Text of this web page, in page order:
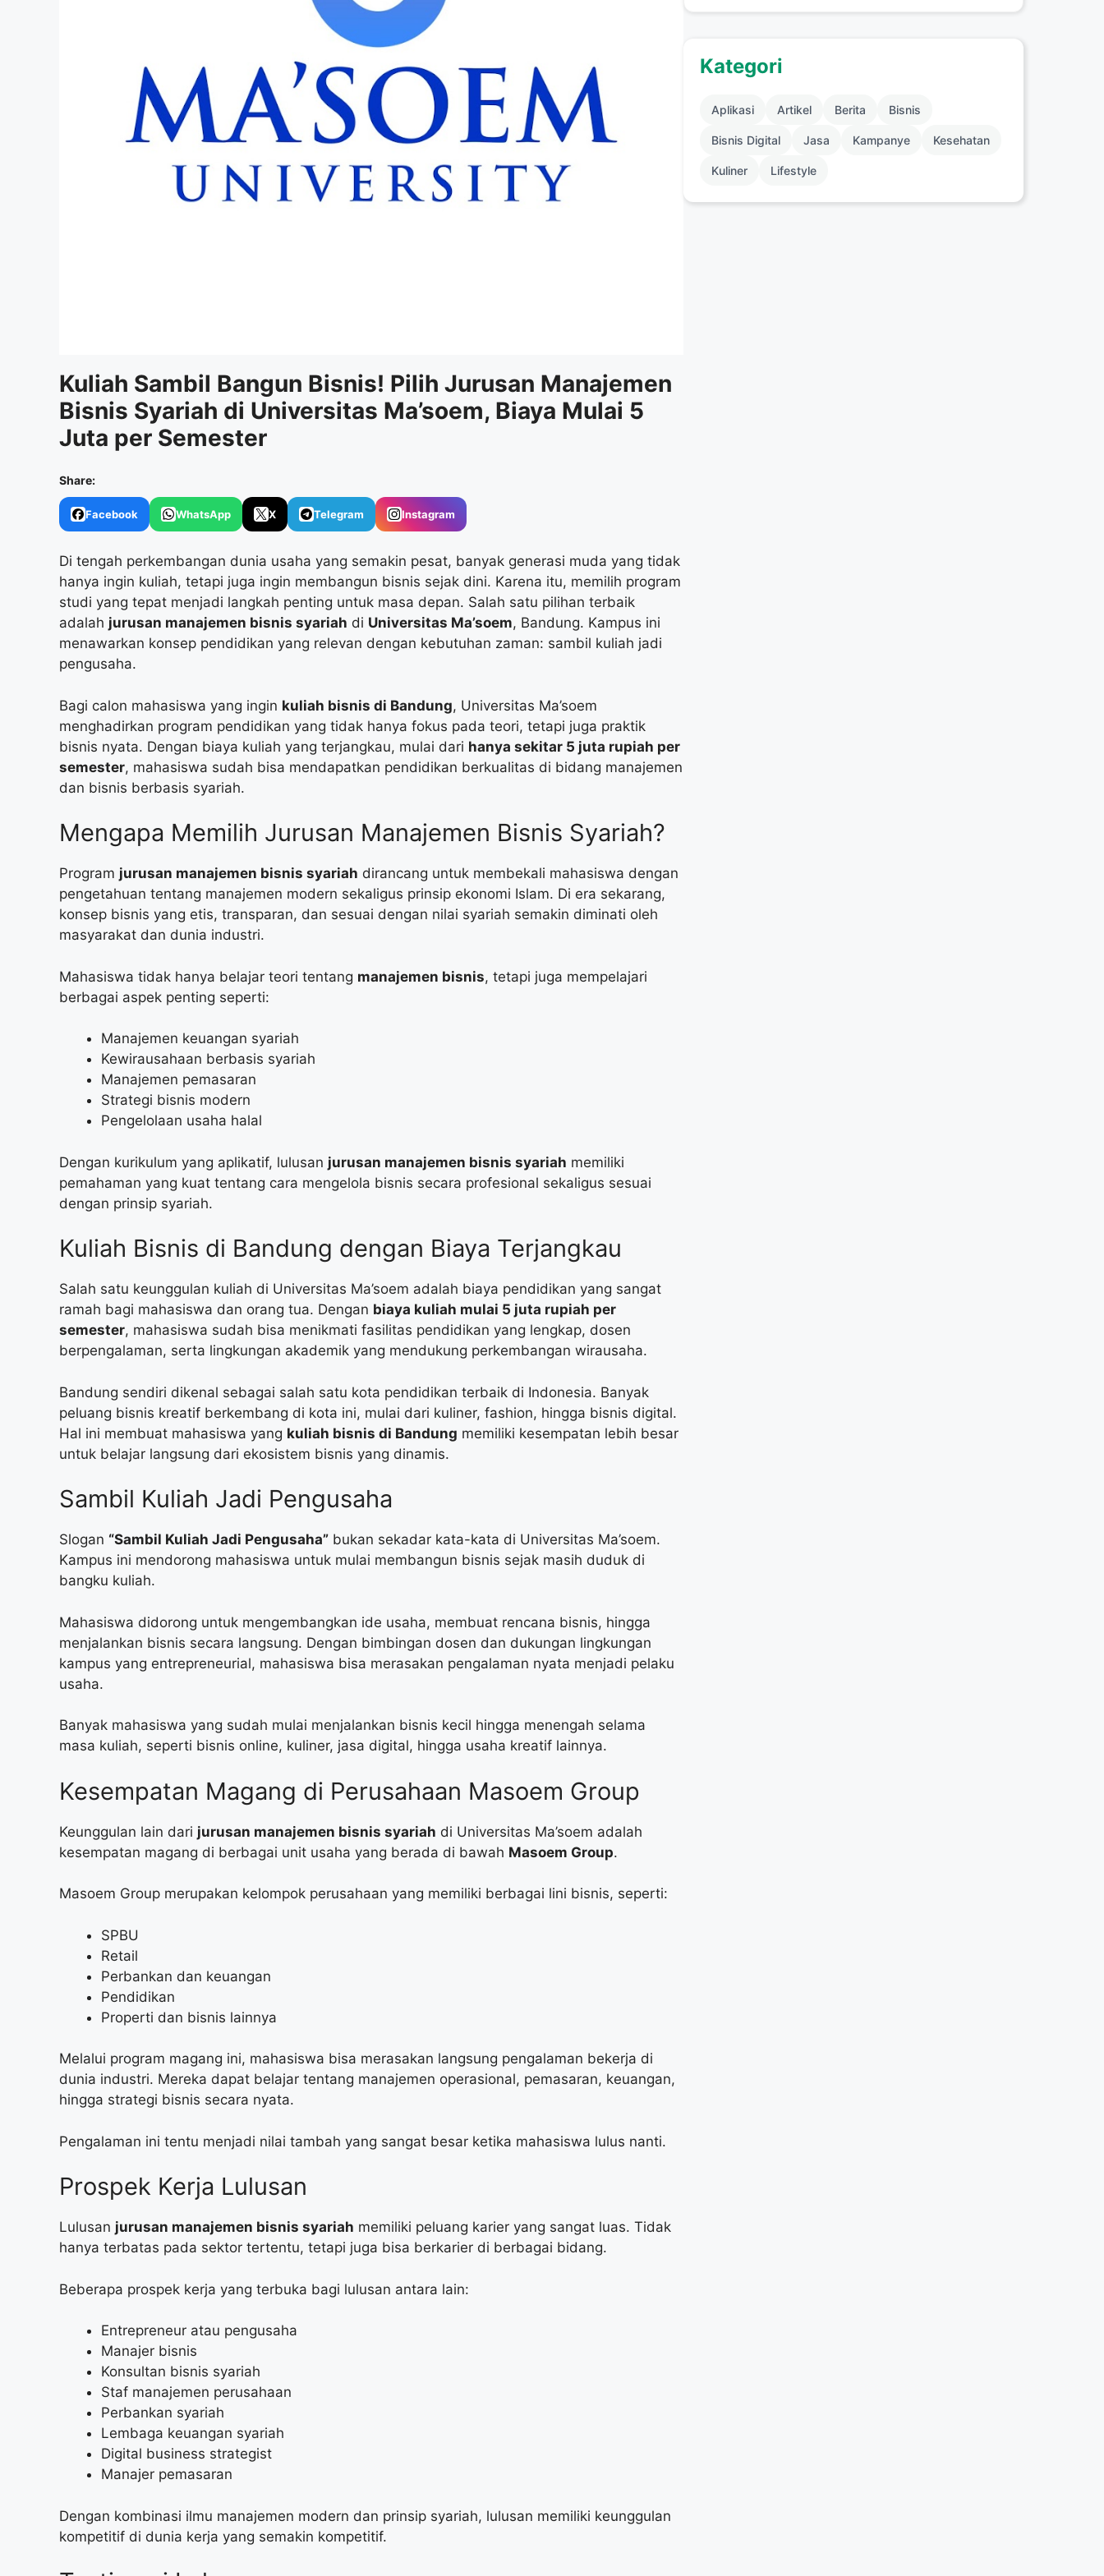
Kuliah Sambil Bangun Bisnis! Pilih Jurusan Manajemen
Bisnis Syariah di Universitas Ma’soem, Biaya Mulai 5
Juta per Semester
Share:
Facebook WhatsApp X Telegram Instagram
Di tengah perkembangan dunia usaha yang semakin pesat, banyak generasi muda yang tidak
hanya ingin kuliah, tetapi juga ingin membangun bisnis sejak dini. Karena itu, memilih program
studi yang tepat menjadi langkah penting untuk masa depan. Salah satu pilihan terbaik
adalah jurusan manajemen bisnis syariah di Universitas Ma’soem, Bandung. Kampus ini
menawarkan konsep pendidikan yang relevan dengan kebutuhan zaman: sambil kuliah jadi
pengusaha.
Bagi calon mahasiswa yang ingin kuliah bisnis di Bandung, Universitas Ma’soem
menghadirkan program pendidikan yang tidak hanya fokus pada teori, tetapi juga praktik
bisnis nyata. Dengan biaya kuliah yang terjangkau, mulai dari hanya sekitar 5 juta rupiah per
semester, mahasiswa sudah bisa mendapatkan pendidikan berkualitas di bidang manajemen
dan bisnis berbasis syariah.
Mengapa Memilih Jurusan Manajemen Bisnis Syariah?
Program jurusan manajemen bisnis syariah dirancang untuk membekali mahasiswa dengan
pengetahuan tentang manajemen modern sekaligus prinsip ekonomi Islam. Di era sekarang,
konsep bisnis yang etis, transparan, dan sesuai dengan nilai syariah semakin diminati oleh
masyarakat dan dunia industri.
Mahasiswa tidak hanya belajar teori tentang manajemen bisnis, tetapi juga mempelajari
berbagai aspek penting seperti:
Manajemen keuangan syariah
Kewirausahaan berbasis syariah
Manajemen pemasaran
Strategi bisnis modern
Pengelolaan usaha halal
Dengan kurikulum yang aplikatif, lulusan jurusan manajemen bisnis syariah memiliki
pemahaman yang kuat tentang cara mengelola bisnis secara profesional sekaligus sesuai
dengan prinsip syariah.
Kuliah Bisnis di Bandung dengan Biaya Terjangkau
Salah satu keunggulan kuliah di Universitas Ma’soem adalah biaya pendidikan yang sangat
ramah bagi mahasiswa dan orang tua. Dengan biaya kuliah mulai 5 juta rupiah per
semester, mahasiswa sudah bisa menikmati fasilitas pendidikan yang lengkap, dosen
berpengalaman, serta lingkungan akademik yang mendukung perkembangan wirausaha.
Bandung sendiri dikenal sebagai salah satu kota pendidikan terbaik di Indonesia. Banyak
peluang bisnis kreatif berkembang di kota ini, mulai dari kuliner, fashion, hingga bisnis digital.
Hal ini membuat mahasiswa yang kuliah bisnis di Bandung memiliki kesempatan lebih besar
untuk belajar langsung dari ekosistem bisnis yang dinamis.
Sambil Kuliah Jadi Pengusaha
Slogan “Sambil Kuliah Jadi Pengusaha” bukan sekadar kata-kata di Universitas Ma’soem.
Kampus ini mendorong mahasiswa untuk mulai membangun bisnis sejak masih duduk di
bangku kuliah.
Mahasiswa didorong untuk mengembangkan ide usaha, membuat rencana bisnis, hingga
menjalankan bisnis secara langsung. Dengan bimbingan dosen dan dukungan lingkungan
kampus yang entrepreneurial, mahasiswa bisa merasakan pengalaman nyata menjadi pelaku
usaha.
Banyak mahasiswa yang sudah mulai menjalankan bisnis kecil hingga menengah selama
masa kuliah, seperti bisnis online, kuliner, jasa digital, hingga usaha kreatif lainnya.
Kesempatan Magang di Perusahaan Masoem Group
Keunggulan lain dari jurusan manajemen bisnis syariah di Universitas Ma’soem adalah
kesempatan magang di berbagai unit usaha yang berada di bawah Masoem Group.
Masoem Group merupakan kelompok perusahaan yang memiliki berbagai lini bisnis, seperti:
SPBU
Retail
Perbankan dan keuangan
Pendidikan
Properti dan bisnis lainnya
Melalui program magang ini, mahasiswa bisa merasakan langsung pengalaman bekerja di
dunia industri. Mereka dapat belajar tentang manajemen operasional, pemasaran, keuangan,
hingga strategi bisnis secara nyata.
Pengalaman ini tentu menjadi nilai tambah yang sangat besar ketika mahasiswa lulus nanti.
Prospek Kerja Lulusan
Lulusan jurusan manajemen bisnis syariah memiliki peluang karier yang sangat luas. Tidak
hanya terbatas pada sektor tertentu, tetapi juga bisa berkarier di berbagai bidang.
Beberapa prospek kerja yang terbuka bagi lulusan antara lain:
Entrepreneur atau pengusaha
Manajer bisnis
Konsultan bisnis syariah
Staf manajemen perusahaan
Perbankan syariah
Lembaga keuangan syariah
Digital business strategist
Manajer pemasaran
Dengan kombinasi ilmu manajemen modern dan prinsip syariah, lulusan memiliki keunggulan
kompetitif di dunia kerja yang semakin kompetitif.
Kategori
Aplikasi Artikel Berita Bisnis
Bisnis Digital Jasa Kampanye Kesehatan
Kuliner Lifestyle